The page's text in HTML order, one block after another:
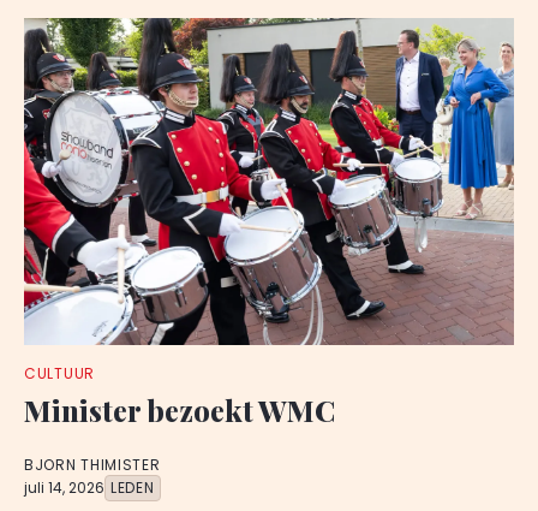
CULTUUR
Minister bezoekt WMC
BJORN THIMISTER
juli 14, 2026 LEDEN